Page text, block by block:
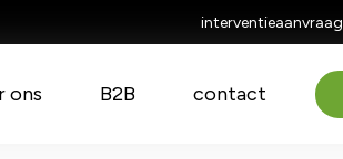
interventieaanvraag
ons B2B contact